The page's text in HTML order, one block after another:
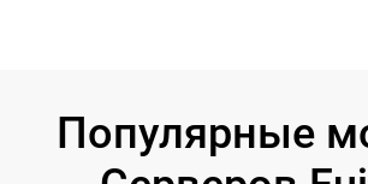
Популярные